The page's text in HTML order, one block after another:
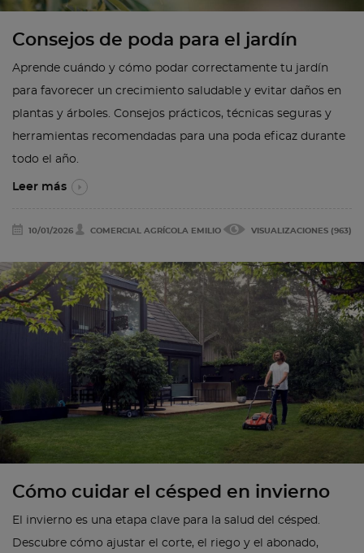
Consejos de poda para el jardín
Aprende cuándo y cómo podar correctamente tu jardín
para favorecer un crecimiento saludable y evitar daños en
plantas y árboles. Consejos prácticos, técnicas seguras y
herramientas recomendadas para una poda eficaz durante
todo el año.
Leer más
10/01/2026 COMERCIAL AGRÍCOLA EMILIO VISUALIZACIONES (963)
Cómo cuidar el césped en invierno
El invierno es una etapa clave para la salud del césped.
Descubre cómo ajustar el corte, el riego y el abonado,